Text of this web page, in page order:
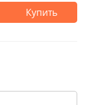
Купить